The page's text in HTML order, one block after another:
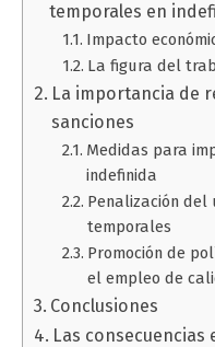
temporales en
Impacto
La figura del
La importancia de
sanciones
Medidas para
indefinida
Penalización del
temporales
Promoción de
el empleo de
Conclusiones
Las